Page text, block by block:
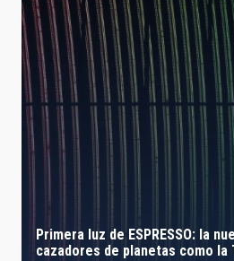
Primera luz de ESPRESSO: la
cazadores de planetas como la